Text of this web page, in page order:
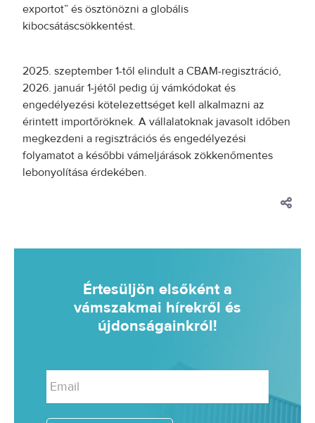
exportot” és ösztönözni a globális
kibocsátáscsökkentést.
2025. szeptember 1-től elindult a CBAM-regisztráció,
2026. január 1-jétől pedig új vámkódokat és
engedélyezési kötelezettséget kell alkalmazni az
érintett importőröknek. A vállalatoknak javasolt időben
megkezdeni a regisztrációs és engedélyezési
folyamatot a későbbi vámeljárások zökkenőmentes
lebonyolítása érdekében.
Értesüljön elsőként a
vámszakmai hírekről és
újdonságainkról!
Email